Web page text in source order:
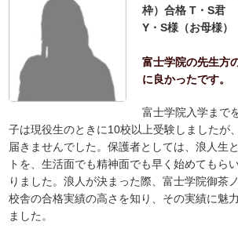
枠）合格 T・S君
Y・S様（お母様）
富士学院の先生方
に良かったです。
富士学院入学まで
子は現役生のときに10校以上受験しましたが
届きませんでした。保護者としては、浪人生
トを、生活面でも精神面でも早く始めてもら
りました。浪人が決まった際、富士学院御茶
校舎の合格実績の高さを知り、その実績に魅
ました。